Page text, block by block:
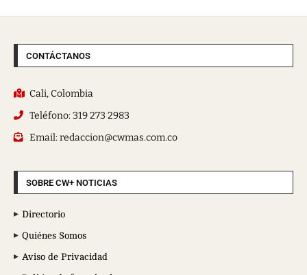
CONTÁCTANOS
Cali, Colombia
Teléfono: 319 273 2983
Email: redaccion@cwmas.com.co
SOBRE CW+ NOTICIAS
Directorio
Quiénes Somos
Aviso de Privacidad